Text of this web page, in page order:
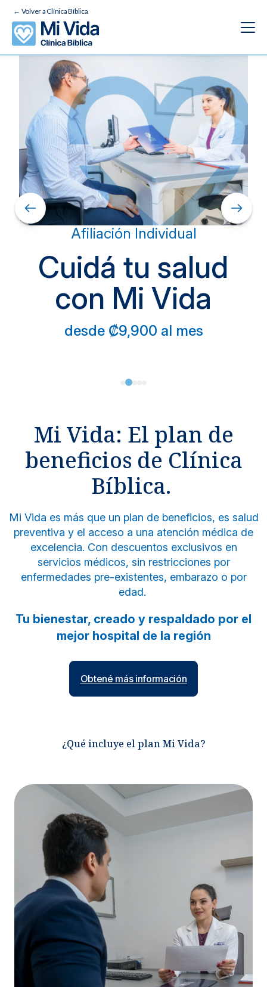
← Volver a Clínica Bíblica
Descuentos
Chequeo Médico
Promociones
Financiamiento
Afiliación Individual
Cuidá tu salud
con Mi Vida
desde ₡9,900 al mes
Mi Vida: El plan de
beneficios de Clínica
Bíblica.
Mi Vida es más que un plan de beneficios, es salud
preventiva y el acceso a una atención médica de
excelencia. Con descuentos exclusivos en
servicios médicos, sin restricciones por
enfermedades pre-existentes, embarazo o por
edad.
Tu bienestar, creado y respaldado por el
mejor hospital de la región
Obtené más información
¿Qué incluye el plan Mi Vida?